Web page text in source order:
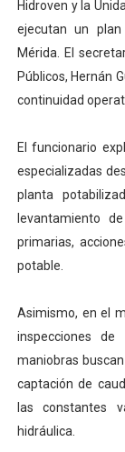
El Lactario
Plan
Iniciación al
Mincomunas
Expertos
Hidroven y la
ejecutan un
Mérida. El
Públicos, Hernán
continuidad
El funcionario
especializadas
planta
levantamiento
primarias,
potable.
Asimismo, en el
inspecciones
maniobras
captación de
las constantes
hidráulica.